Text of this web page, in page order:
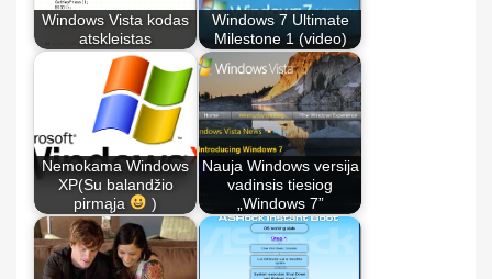
Windows Vista kodas
atskleistas
Windows 7 Ultimate
Milestone 1 (video)
Nemokama Windows
XP(Su balandžio
pirmąja
)
Nauja Windows versija
vadinsis tiesiog
„Windows 7”